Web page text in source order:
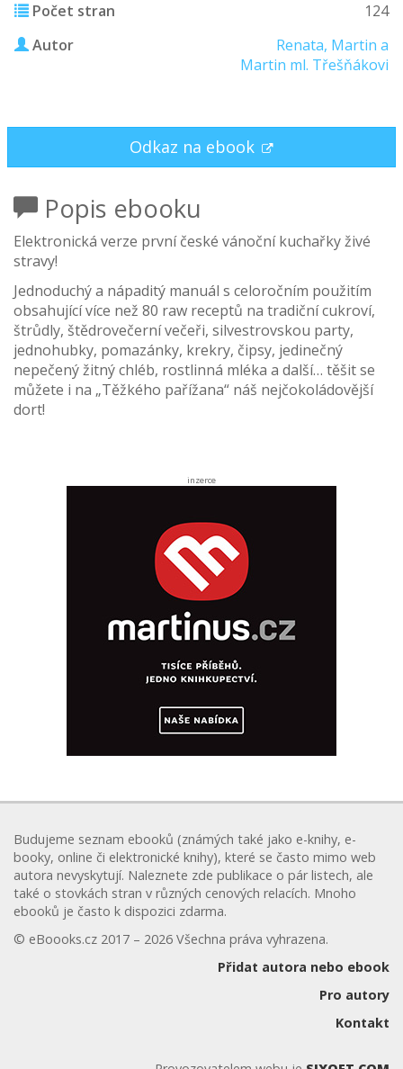
Počet stran
124
Autor
Renata, Martin a
Martin ml. Třešňákovi
Odkaz na ebook
Popis ebooku
Elektronická verze první české vánoční kuchařky živé
stravy!
Jednoduchý a nápaditý manuál s celoročním použitím
obsahující více než 80 raw receptů na tradiční cukroví,
štrůdly, štědrovečerní večeři, silvestrovskou party,
jednohubky, pomazánky, krekry, čipsy, jedinečný
nepečený žitný chléb, rostlinná mléka a další… těšit se
můžete i na „Těžkého pařížana“ náš nejčokoládovější
dort!
inzerce
Budujeme seznam ebooků (známých také jako e-knihy, e-
booky, online či elektronické knihy), které se často mimo web
autora nevyskytují. Naleznete zde publikace o pár listech, ale
také o stovkách stran v různých cenových relacích. Mnoho
ebooků je často k dispozici zdarma.
© eBoooks.cz 2017 – 2026 Všechna práva vyhrazena.
Přidat autora nebo ebook
Pro autory
Kontakt